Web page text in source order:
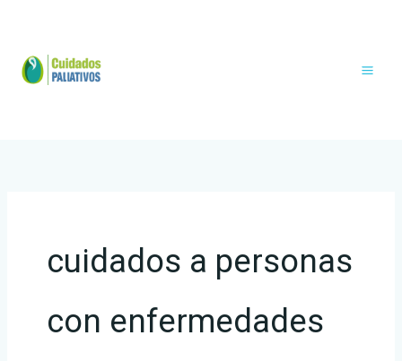
contenido
cuidados a personas
con enfermedades